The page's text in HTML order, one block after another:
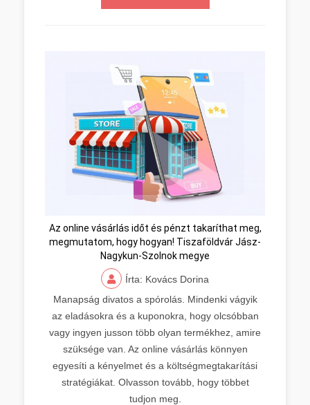
Az online vásárlás időt és pénzt takaríthat meg,
megmutatom, hogy hogyan! Tiszaföldvár Jász-
Nagykun-Szolnok megye
Írta: Kovács Dorina
Manapság divatos a spórolás. Mindenki vágyik
az eladásokra és a kuponokra, hogy olcsóbban
vagy ingyen jusson több olyan termékhez, amire
szüksége van. Az online vásárlás könnyen
egyesíti a kényelmet és a költségmegtakarítási
stratégiákat. Olvasson tovább, hogy többet
tudjon meg.